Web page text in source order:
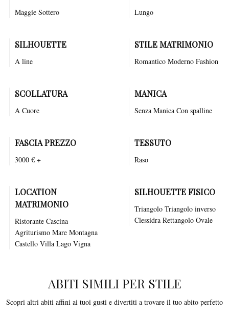
Maggie Sottero Lungo
SILHOUETTE
A line
STILE MATRIMONIO
Romantico Moderno Fashion
SCOLLATURA
A Cuore
MANICA
Senza Manica Con spalline
FASCIA PREZZO
3000 € +
TESSUTO
Raso
LOCATION
MATRIMONIO
Ristorante Cascina
Agriturismo Mare Montagna
Castello Villa Lago Vigna
SILHOUETTE FISICO
Triangolo Triangolo inverso
Clessidra Rettangolo Ovale
ABITI SIMILI PER STILE
Scopri altri abiti affini ai tuoi gusti e divertiti a trovare il tuo abito perfetto